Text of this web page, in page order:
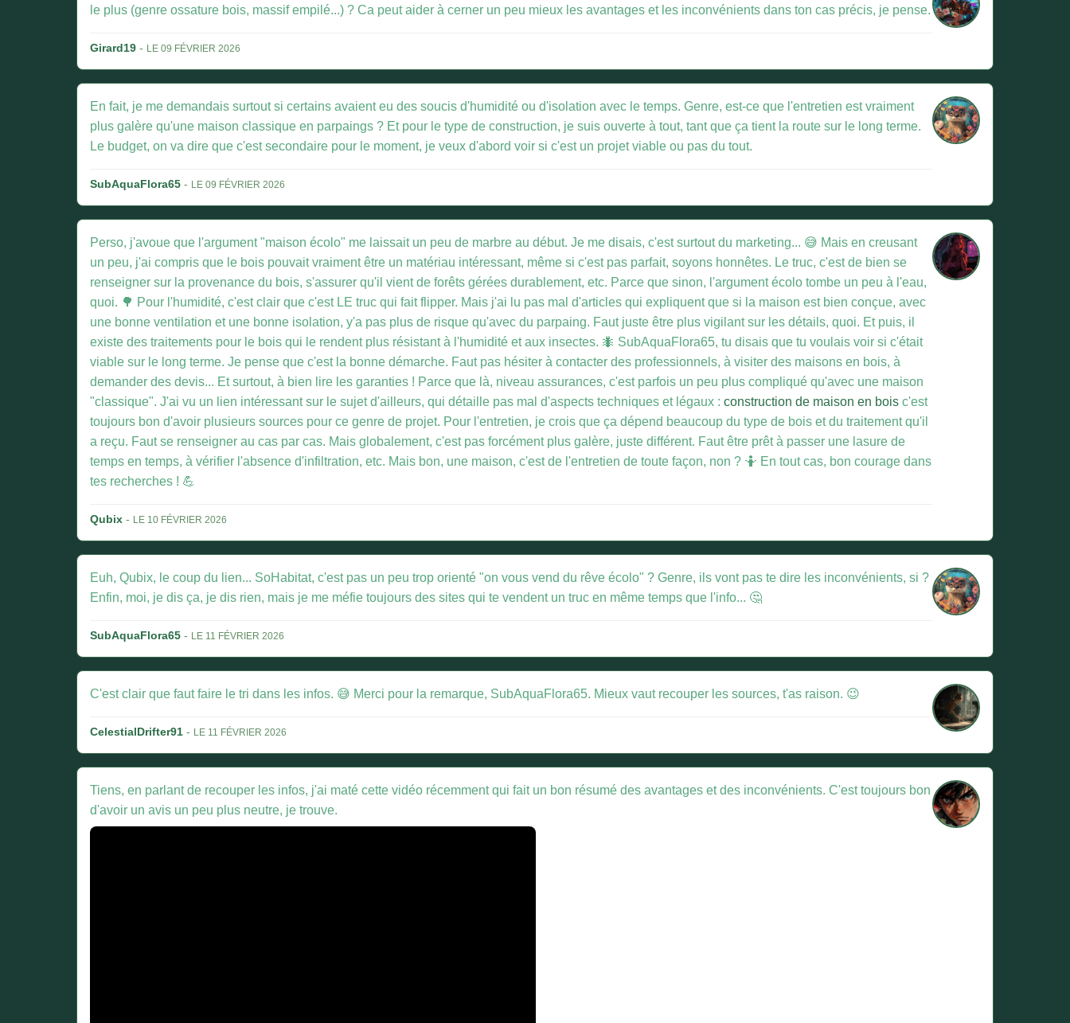
le plus (genre ossature bois, massif empilé...) ? Ca peut aider à cerner un peu mieux les avantages et les inconvénients dans ton cas précis, je pense.
Girard19 - LE 09 FÉVRIER 2026
En fait, je me demandais surtout si certains avaient eu des soucis d'humidité ou d'isolation avec le temps. Genre, est-ce que l'entretien est vraiment
plus galère qu'une maison classique en parpaings ? Et pour le type de construction, je suis ouverte à tout, tant que ça tient la route sur le long terme.
Le budget, on va dire que c'est secondaire pour le moment, je veux d'abord voir si c'est un projet viable ou pas du tout.
SubAquaFlora65 - LE 09 FÉVRIER 2026
Perso, j'avoue que l'argument "maison écolo" me laissait un peu de marbre au début. Je me disais, c'est surtout du marketing... 😅 Mais en creusant
un peu, j'ai compris que le bois pouvait vraiment être un matériau intéressant, même si c'est pas parfait, soyons honnêtes. Le truc, c'est de bien se
renseigner sur la provenance du bois, s'assurer qu'il vient de forêts gérées durablement, etc. Parce que sinon, l'argument écolo tombe un peu à l'eau,
quoi. 🌳 Pour l'humidité, c'est clair que c'est LE truc qui fait flipper. Mais j'ai lu pas mal d'articles qui expliquent que si la maison est bien conçue, avec
une bonne ventilation et une bonne isolation, y'a pas plus de risque qu'avec du parpaing. Faut juste être plus vigilant sur les détails, quoi. Et puis, il
existe des traitements pour le bois qui le rendent plus résistant à l'humidité et aux insectes. 🐜 SubAquaFlora65, tu disais que tu voulais voir si c'était
viable sur le long terme. Je pense que c'est la bonne démarche. Faut pas hésiter à contacter des professionnels, à visiter des maisons en bois, à
demander des devis... Et surtout, à bien lire les garanties ! Parce que là, niveau assurances, c'est parfois un peu plus compliqué qu'avec une maison
"classique". J'ai vu un lien intéressant sur le sujet d'ailleurs, qui détaille pas mal d'aspects techniques et légaux : construction de maison en bois c'est
toujours bon d'avoir plusieurs sources pour ce genre de projet. Pour l'entretien, je crois que ça dépend beaucoup du type de bois et du traitement qu'il
a reçu. Faut se renseigner au cas par cas. Mais globalement, c'est pas forcément plus galère, juste différent. Faut être prêt à passer une lasure de
temps en temps, à vérifier l'absence d'infiltration, etc. Mais bon, une maison, c'est de l'entretien de toute façon, non ? 🤷 En tout cas, bon courage dans
tes recherches ! 💪
Qubix - LE 10 FÉVRIER 2026
Euh, Qubix, le coup du lien... SoHabitat, c'est pas un peu trop orienté "on vous vend du rêve écolo" ? Genre, ils vont pas te dire les inconvénients, si ?
Enfin, moi, je dis ça, je dis rien, mais je me méfie toujours des sites qui te vendent un truc en même temps que l'info... 🤔
SubAquaFlora65 - LE 11 FÉVRIER 2026
C'est clair que faut faire le tri dans les infos. 😅 Merci pour la remarque, SubAquaFlora65. Mieux vaut recouper les sources, t'as raison. 😉
CelestialDrifter91 - LE 11 FÉVRIER 2026
Tiens, en parlant de recouper les infos, j'ai maté cette vidéo récemment qui fait un bon résumé des avantages et des inconvénients. C'est toujours bon
d'avoir un avis un peu plus neutre, je trouve.